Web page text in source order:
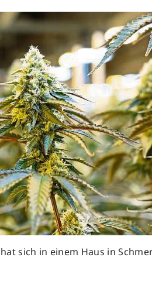
sich in einem Haus in